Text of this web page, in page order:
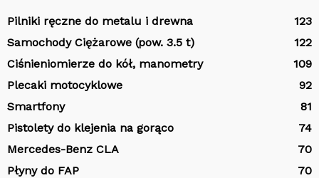
Pilniki ręczne do metalu i drewna
123
Samochody Ciężarowe (pow. 3.5 t)
122
Ciśnieniomierze do kół, manometry
109
Plecaki motocyklowe
92
Smartfony
81
Pistolety do klejenia na gorąco
74
Mercedes-Benz CLA
70
Płyny do FAP
70